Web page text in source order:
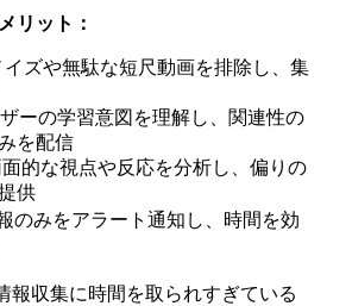
リット：
イズや無駄な短尺動画を排除し、集
ーの学習意図を理解し、関連性の
を配信
的な視点や反応を分析し、偏りの
供
のみをアラート通知し、時間を効
報収集に時間を取られすぎている